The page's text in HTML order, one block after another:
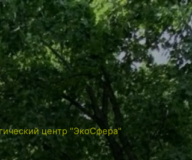
центр "ЭкоСфера"